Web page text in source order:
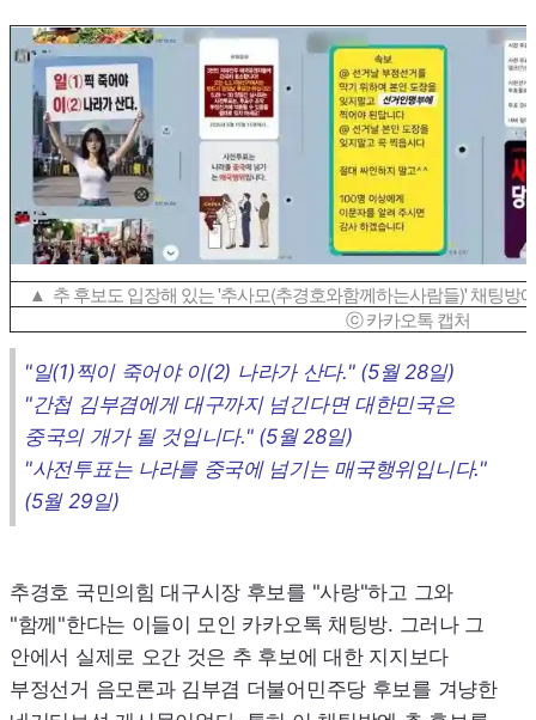
▲ 추 후보도 입장해 있는 '추사모(추경호와함께하는사람들)' 채팅방
ⓒ 카카오톡 캡처
"일(1)찍이 죽어야 이(2) 나라가 산다." (5월 28일)
"간첩 김부겸에게 대구까지 넘긴다면 대한민국은
중국의 개가 될 것입니다." (5월 28일)
"사전투표는 나라를 중국에 넘기는 매국행위입니다."
(5월 29일)
추경호 국민의힘 대구시장 후보를 "사랑"하고 그와
"함께"한다는 이들이 모인 카카오톡 채팅방. 그러나 그
안에서 실제로 오간 것은 추 후보에 대한 지지보다
부정선거 음모론과 김부겸 더불어민주당 후보를 겨냥한